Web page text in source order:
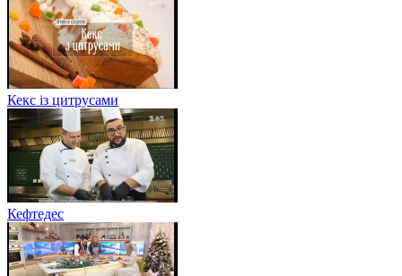
Кекс із цитрусами
Кефтедес